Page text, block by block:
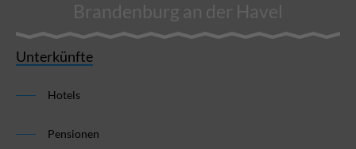
Brandenburg an der Havel
Unterkünfte
Hotels
Pensionen